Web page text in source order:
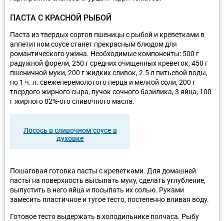
ПАСТА С КРАСНОЙ РЫБОЙ
Паста из твердых сортов пшеницы с рыбой и креветками в
аппетитном соусе станет прекрасным блюдом для
романтического ужина. Необходимые компоненты: 500 г
радужной форели, 250 г средних очищенных креветок, 450 г
пшеничной муки, 200 г жидких сливок, 2.5 л питьевой воды,
по 1 ч. л. свежеперемолотого перца и мелкой соли, 200 г
твердого жирного сыра, пучок сочного базилика, 3 яйца, 100
г жирного 82%-ого сливочного масла.
Лосось в сливочном соусе в
духовке
Пошаговая готовка пасты с креветками. Для домашней
пасты на поверхность высыпать муку, сделать углубление,
выпустить в него яйца и посыпать их солью. Руками
замесить пластичное и тугое тесто, постепенно вливая воду.
Готовое тесто выдержать в холодильнике полчаса. Рыбу